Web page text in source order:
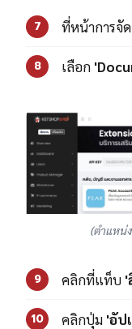
7 ที่หน้าการจั
8 เลือก
(ตำแหน่
9 คลิกที่แท็บ '
10 คลิกปุ่ม 'อัป